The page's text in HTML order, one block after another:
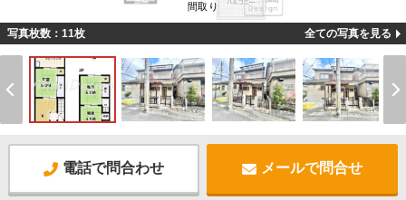
間取り
写真枚数：11枚 全ての写真を見る
電話で問合わせ メールで問合せ